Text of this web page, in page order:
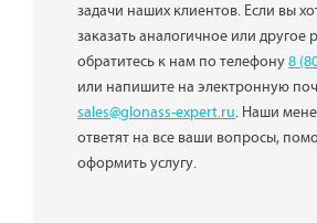
задачи наших клиентов. Если вы
заказать аналогичное или другое
обратитесь к нам по телефону8
или напишите на электронную
sales@glonass-expert.ru. Наши
ответят на все ваши вопросы,
оформить услугу.